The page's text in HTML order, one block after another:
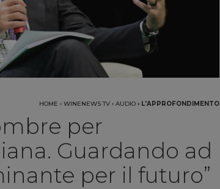
HOME › WINENEWS TV › AUDIO › L'APPROFONDIMENTO
per
Guardando ad
per il futuro”